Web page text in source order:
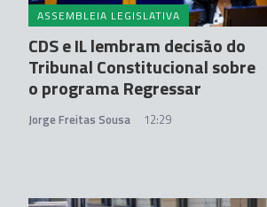
ASSEMBLEIA LEGISLATIVA
CDS e IL lembram decisão do
Tribunal Constitucional sobre
o programa Regressar
Jorge Freitas Sousa 12:29